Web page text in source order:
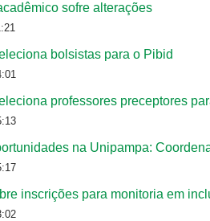
sofre alterações
bolsistas para o Pibid
professores preceptores
na Unipampa:
inscrições para monitoria em